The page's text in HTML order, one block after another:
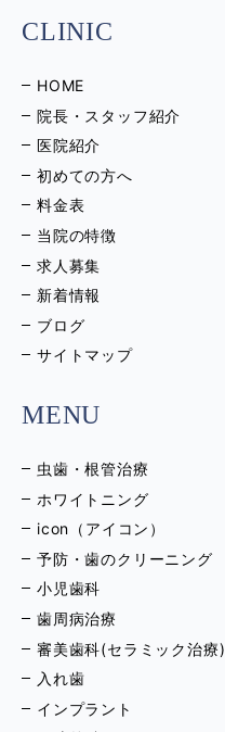
CLINIC
HOME
院長・スタッフ紹介
医院紹介
初めての方へ
料金表
当院の特徴
求人募集
新着情報
ブログ
サイトマップ
MENU
虫歯・根管治療
ホワイトニング
icon（アイコン）
予防・歯のクリーニング
小児歯科
歯周病治療
審美歯科(セラミック治療)
入れ歯
インプラント